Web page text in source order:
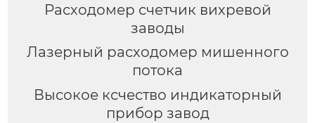
Расходомер счетчик вихревой
заводы
Лазерный расходомер мишенного
потока
Высокое ксчество индикаторный
прибор завод